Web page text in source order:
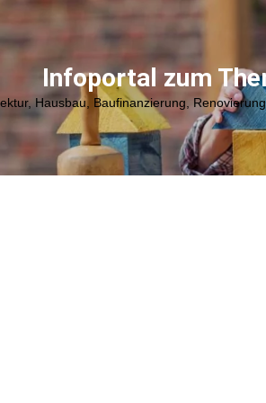
Infoportal zum
Hausbau, Baufinanzierung,